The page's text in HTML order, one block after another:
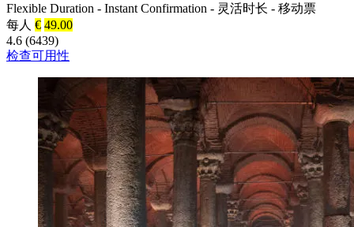
Flexible Duration - Instant Confirmation - 灵活时长 - 移动票
每人 € 49.00
4.6 (6439)
检查可用性